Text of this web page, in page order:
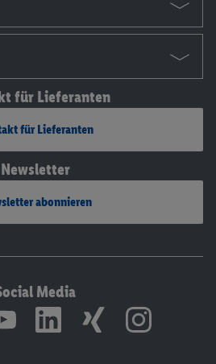
für Lieferanten
für Lieferanten
Newsletter
abonnieren
Media